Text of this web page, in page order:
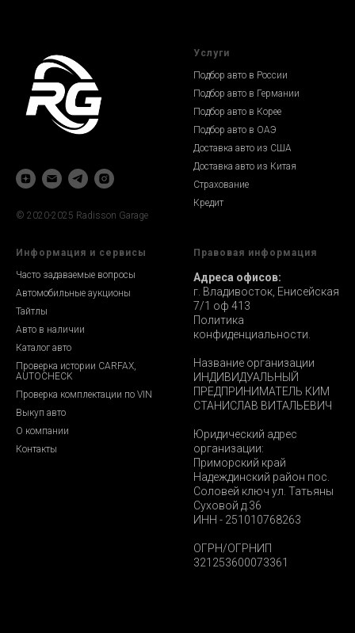
© 2020-2025 Radisson Garage
Услуги
Подбор авто в России
Подбор авто в Германии
Подбор авто в Корее
Подбор авто в ОАЭ
Доставка авто из США
Доставка авто из Китая
Страхование
Кредит
Информация и сервисы
Часто задаваемые вопросы
Автомобильные аукционы
Тайтлы
Авто в наличии
Каталог авто
Проверка истории CARFAX,
AUTOCHECK
Проверка комплектации по VIN
Выкуп авто
О компании
Контакты
Правовая информация
Адреса офисов:
г. Владивосток, Енисейская
7/1 оф 413
Политика
конфиденциальности.
Название организации
ИНДИВИДУАЛЬНЫЙ
ПРЕДПРИНИМАТЕЛЬ КИМ
СТАНИСЛАВ ВИТАЛЬЕВИЧ
Юридический адрес
организации:
Приморский край
Надеждинский район пос.
Соловей ключ ул. Татьяны
Суховой д.36
ИНН - 251010768263
ОГРН/ОГРНИП
321253600073361